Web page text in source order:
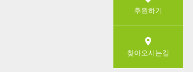
후원하기
찾아오시는길